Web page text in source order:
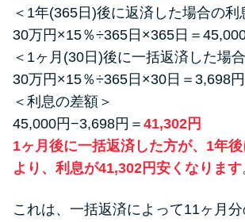
＜1年(365日)後に返済した場合の利
30万円×15％÷365日×365日＝
＜1ヶ月(30日)後に一括返済した場
30万円×15％÷365日×30日＝3,698円
＜利息の差額＞
45,000円−3,698円＝ 41,302円
1ヶ月後に一括返済した方が、1年
より、利息が41,302円安くなります
これは、一括返済によって11ヶ月